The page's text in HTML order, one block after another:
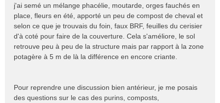
j'ai semé un mélange phacélie, moutarde, orges fauchés en
place, fleurs en été, apporté un peu de compost de cheval et
selon ce que je trouvais du foin, faux BRF, feuilles du cerisier
d'à coté pour faire de la couverture. Cela s'améliore, le sol
retrouve peu à peu de la structure mais par rapport à la zone
potagère à 5 m de là la différence en encore criante.
Pour reprendre une discussion bien antérieur, je me posais
des questions sur le cas des purins, composts,